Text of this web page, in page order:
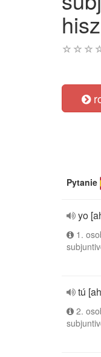
Pytanie
yo
1.
tú
2.